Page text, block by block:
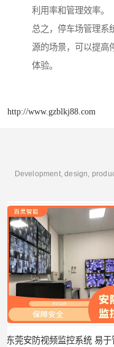
利用率和管理效率。
总之，停车场管理系
源的场景，可以提高
体验。
http://www.gzblkj88.com
Development, design,